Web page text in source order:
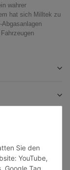
Sie den
YouTube,
Google Tag
wahrer
hat sich Milltek zu